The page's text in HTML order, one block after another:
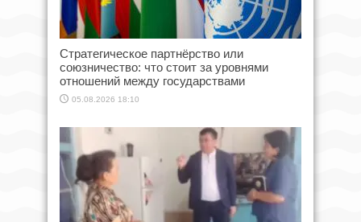
Стратегическое партнёрство или
союзничество: что стоит за уровнями
отношений между государствами
05.08.2026 18:10